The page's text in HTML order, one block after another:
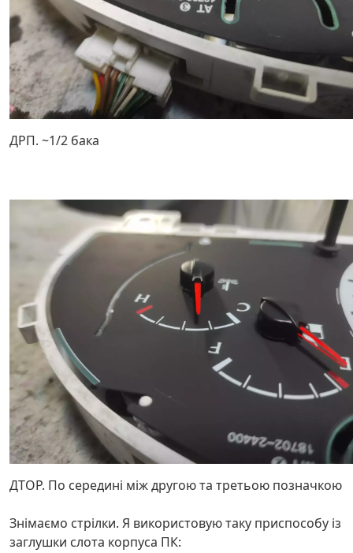
ДРП. ~1/2 бака
ДТОР. По середині між другою та третьою позначкою
Знімаємо стрілки. Я використовую таку приспособу із
заглушки слота корпуса ПК: